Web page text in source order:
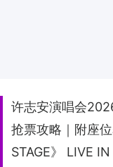
许志安演唱会
抢票攻略｜附座
STAGE》 LIVE